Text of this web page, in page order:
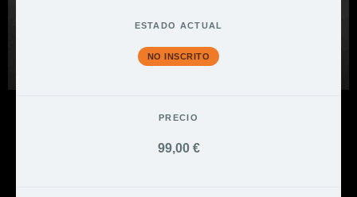
ESTADO ACTUAL
NO INSCRITO
PRECIO
99,00 €